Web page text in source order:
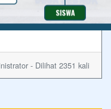
- Dilihat 2351 kali